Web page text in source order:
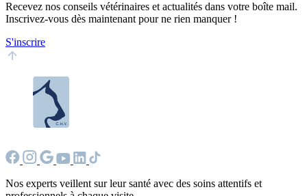
Recevez nos conseils vétérinaires et actualités dans votre boîte mail.
Inscrivez-vous dès maintenant pour ne rien manquer !
S'inscrire
Nos experts veillent sur leur santé avec des soins attentifs et